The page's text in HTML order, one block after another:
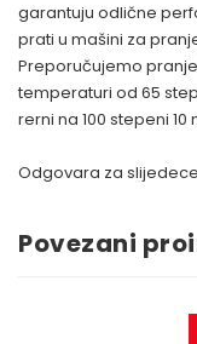
garantuju odlične
prati u mašini za
Preporučujemo
temperaturi od 65
rerni na 100 stepeni 10
Odgovara za
Povezani